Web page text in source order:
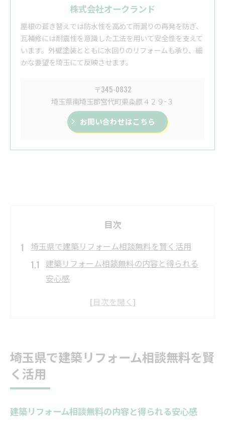
株式会社オークランド
屋根の葺き替えでは防水性を高めて雨漏りの再発を防ぎ、
瓦補修には耐震性を意識した工法を用いて安全性を支えて
います。外壁塗装とともに水回りのリフォームも承り、細
かな要望を埼玉にて反映させます。
〒345-0832
埼玉県南埼玉郡宮代町東粂原４２９−３
お問い合わせはこちら
目次
埼玉県で建築リフォーム相談無料を賢く活用
建築リフォーム相談無料の内容と得られる
安心感
公的窓口の建築リフォーム相談無料のメリ
建築リフォーム相談無料の予約方法と流れ
埼玉県で建築リフォーム相談無料を賢
く活用
建築リフォーム相談無料の内容と得られる安心感